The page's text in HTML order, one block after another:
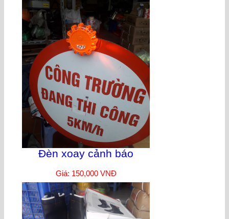
Đèn xoay cảnh báo
Giá: 150,000 VNĐ